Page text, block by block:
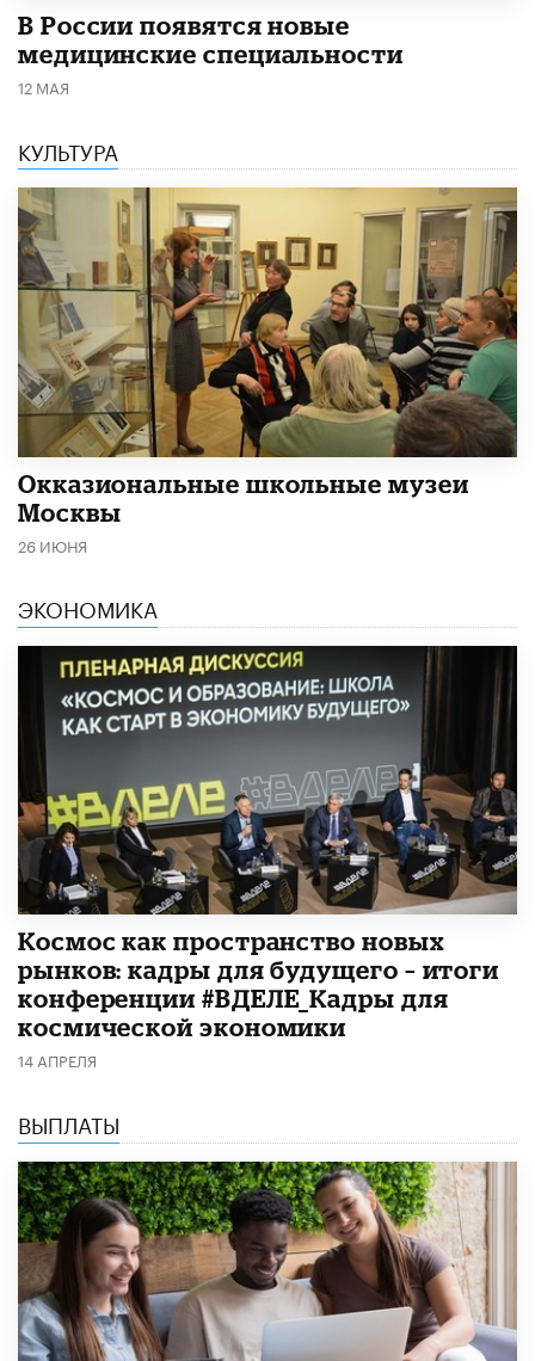
В России появятся новые
медицинские специальности
12 МАЯ
КУЛЬТУРА
​Окказиональные школьные музеи
Москвы
26 ИЮНЯ
ЭКОНОМИКА
Космос как пространство новых
рынков: кадры для будущего – итоги
конференции #ВДЕЛЕ_Кадры для
космической экономики
14 АПРЕЛЯ
ВЫПЛАТЫ